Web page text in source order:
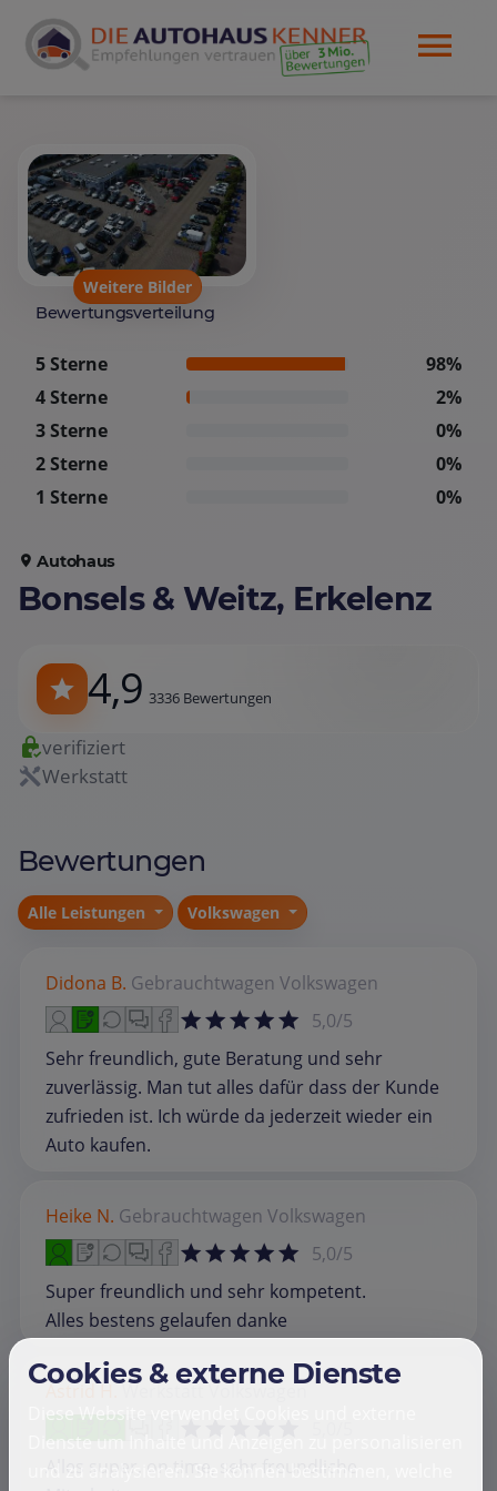
Weitere Bilder
Bewertungsverteilung
5 Sterne
98%
4 Sterne
2%
3 Sterne
0%
2 Sterne
0%
1 Sterne
0%
Autohaus
Bonsels & Weitz, Erkelenz
4,9 3336 Bewertungen
verifiziert
Werkstatt
Bewertungen
Alle Leistungen Volkswagen
Didona B. Gebrauchtwagen Volkswagen
5,0/5
Sehr freundlich, gute Beratung und sehr
zuverlässig. Man tut alles dafür dass der Kunde
zufrieden ist. Ich würde da jederzeit wieder ein
Auto kaufen.
Heike N. Gebrauchtwagen Volkswagen
5,0/5
Super freundlich und sehr kompetent.
Alles bestens gelaufen danke
Astrid H.Werkstatt Volkswagen
Alles super, on time, sehr freundliche
Cookies & externe Dienste
Diese Website verwendet Cookies und externe
Dienste um Inhalte und Anzeigen zu personalisieren
und zu analysieren. Sie können bestimmen, welche